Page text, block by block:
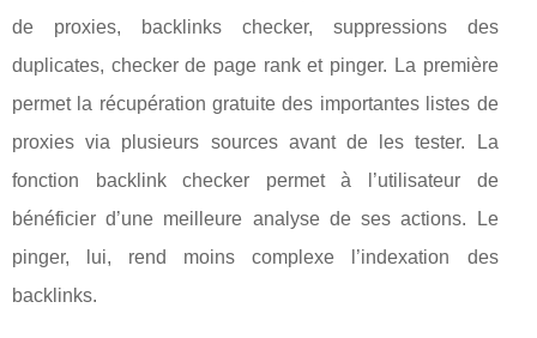
de proxies, backlinks checker, suppressions des
duplicates, checker de page rank et pinger. La première
permet la récupération gratuite des importantes listes de
proxies via plusieurs sources avant de les tester. La
fonction backlink checker permet à l’utilisateur de
bénéficier d’une meilleure analyse de ses actions. Le
pinger, lui, rend moins complexe l’indexation des
backlinks.